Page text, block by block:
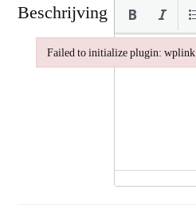
Beschrijving
Failed to initialize plugin: wplink
Failed to initialize plugin: wplink